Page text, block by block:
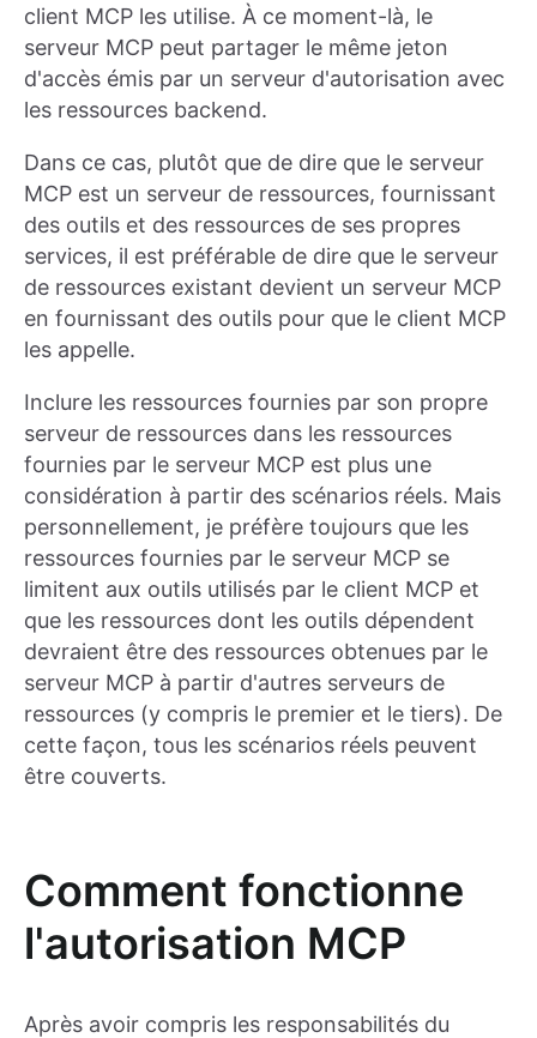
client MCP les utilise. À ce moment-là, le
serveur MCP peut partager le même jeton
d'accès émis par un serveur d'autorisation avec
les ressources backend.
Dans ce cas, plutôt que de dire que le serveur
MCP est un serveur de ressources, fournissant
des outils et des ressources de ses propres
services, il est préférable de dire que le serveur
de ressources existant devient un serveur MCP
en fournissant des outils pour que le client MCP
les appelle.
Inclure les ressources fournies par son propre
serveur de ressources dans les ressources
fournies par le serveur MCP est plus une
considération à partir des scénarios réels. Mais
personnellement, je préfère toujours que les
ressources fournies par le serveur MCP se
limitent aux outils utilisés par le client MCP et
que les ressources dont les outils dépendent
devraient être des ressources obtenues par le
serveur MCP à partir d'autres serveurs de
ressources (y compris le premier et le tiers). De
cette façon, tous les scénarios réels peuvent
être couverts.
Comment fonctionne
l'autorisation MCP
Après avoir compris les responsabilités du